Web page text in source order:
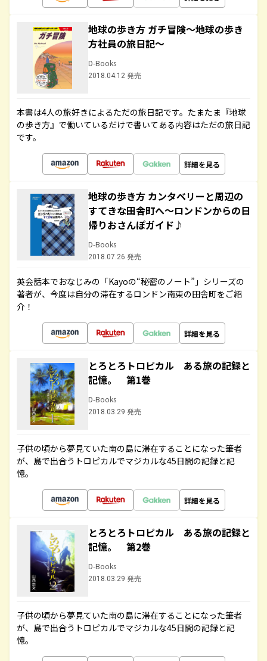
地球の歩き方 ガチ冒険～地球の歩き
方社員の旅日記～
D-Books
2018.04.12 発売
本書は4人の旅好きによるただの旅日記です。たまたま『地球
の歩き方』で働いているだけで書いてある内容はただの旅日記
です。
詳細を見る
地球の歩き方 カンタベリーと周辺の
すてきな田舎町へ～ロンドンからの日
帰りおさんぽガイド♪
D-Books
2018.07.26 発売
英会話本でおなじみの「Kayoの“秘密のノート”」シリーズの
著者が、今度は自分の滞在するロンドン南東の田舎町をご紹
介！
詳細を見る
とろとろトロピカル ある旅の記録と
記憶。 第1巻
D-Books
2018.03.29 発売
子供の頃から夢見ていた南の島に滞在することになった筆者
が、島で出合うトロピカルでマジカルな45日間の記録と記
憶。
詳細を見る
とろとろトロピカル ある旅の記録と
記憶。 第2巻
D-Books
2018.03.29 発売
子供の頃から夢見ていた南の島に滞在することになった筆者
が、島で出合うトロピカルでマジカルな45日間の記録と記
憶。